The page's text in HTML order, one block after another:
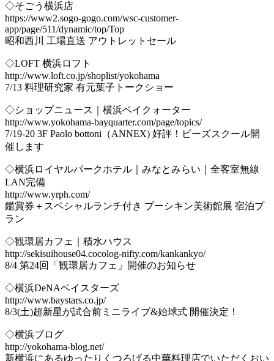
◇そごう横浜店
https://www2.sogo-gogo.com/wsc-customer-
app/page/511/dynamic/top/Top
昭和西川 工場直送 アウトレットセール
◇LOFT 横浜ロフト
http://www.loft.co.jp/shoplist/yokohama
7/13 料理研究家 有元葉子トークショー
◇ショップニュース｜横浜ベイクォーター
http://www.yokohama-bayquarter.com/page/topics/
7/19-20 3F Paolo bottoni（ANNEX) 好評！ビーズスクール開
催します
◇横浜ロイヤルパークホテル｜みなとみらい｜全客室無線
LAN完備
http://www.yrph.com/
鑑賞券＋スペシャルランチ付き プーシキン美術館展 宿泊プ
ラン
◇観環居カフェ｜積水ハウス
http://sekisuihouse04.cocolog-nifty.com/kankankyo/
8/4 第24回「観環居カフェ」開催のお知らせ
◇横浜DeNAベイスターズ
http://www.baystars.co.jp/
8/3(土)超新星が試合前ミニライブ&始球式 開催決定！
◇横浜ブログ
http://yokohama-blog.net/
新横浜にあるゆったりくつろげる中華料理店でいただくおい